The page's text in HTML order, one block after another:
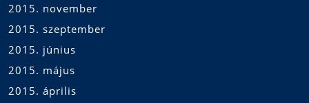
2015. november
2015. szeptember
2015. június
2015. május
2015. április